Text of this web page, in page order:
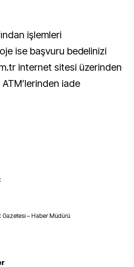
işlemleri
ise başvuru bedelinizi
internet sitesi üzerinden
iade
Gazetesi – Haber Müdürü